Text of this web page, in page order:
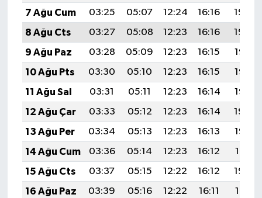
7 Ağu Cum 03:25 05:07 12:24 16:16
19:30
8 Ağu Cts
03:27 05:08 12:23 16:16
19:29
9 Ağu Paz
03:28 05:09 12:23 16:15
19:28
10 Ağu Pts
03:30 05:10 12:23 16:15
19:27
11 Ağu Sal
03:31 05:11 12:23 16:14
19:25
12 Ağu Çar
03:33 05:12 12:23 16:14
19:24
13 Ağu Per
03:34 05:13 12:23 16:13
19:23
14 Ağu Cum
03:36 05:14 12:23 16:12
19:21
15 Ağu Cts
03:37 05:15 12:22 16:12
19:20
16 Ağu Paz
03:39 05:16 12:22 16:11
19:18